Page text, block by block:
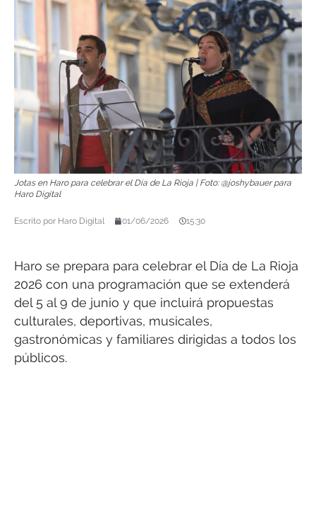
Jotas en Haro para celebrar el Día de La Rioja | Foto: @joshybauer para
Haro Digital
Escrito por Haro Digital 01/06/2026 15:30
Haro se prepara para celebrar el Día de La Rioja
2026 con una programación que se extenderá
del 5 al 9 de junio y que incluirá propuestas
culturales, deportivas, musicales,
gastronómicas y familiares dirigidas a todos los
públicos.